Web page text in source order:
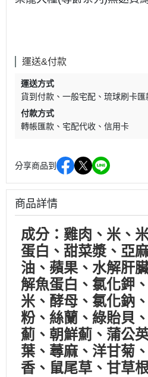
運送&付款
運送方式
貨到付款
一般宅配 琉球刷卡匯
付款方式
轉帳匯款
宅配代收 信用卡
分享商品到
商品詳情
成分：雞肉、米、
蛋白、甜菜漿、亞
油、蘋果、水解肝
解魚蛋白、氯化鉀
米、酵母、氯化鈉
粉、絲蘭、綠貽貝
薊、朝鮮薊、蒲公
葉、蕁麻、洋甘菊
香、鼠尾草、甘草